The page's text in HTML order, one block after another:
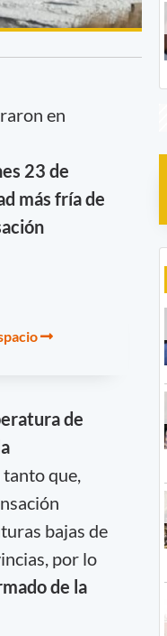
en
23 de
más fría de
de
tanto que,
bajas de
por lo
de la